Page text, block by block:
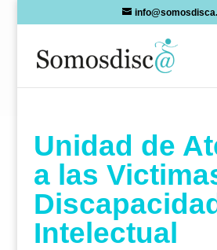
Unidad de
a las
Discapacidad
Intelectual